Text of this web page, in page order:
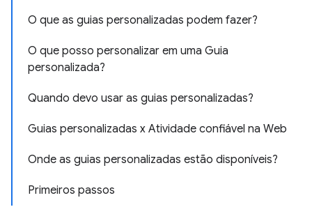
O que as guias personalizadas podem fazer?
O que posso personalizar em uma Guia
personalizada?
Quando devo usar as guias personalizadas?
Guias personalizadas x Atividade confiável na Web
Onde as guias personalizadas estão disponíveis?
Primeiros passos